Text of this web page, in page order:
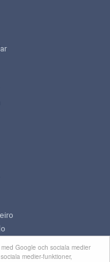
Google och sociala medier
medier-funktioner,